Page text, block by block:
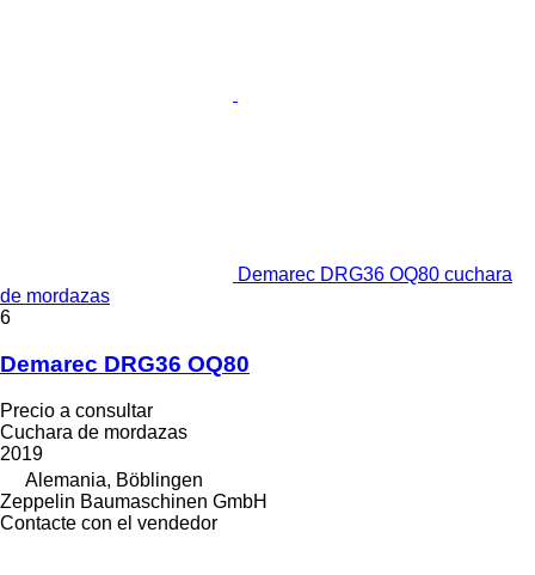
Demarec DRG36 OQ80 cuchara
de mordazas
6
Demarec DRG36 OQ80
Precio a consultar
Cuchara de mordazas
2019
Alemania, Böblingen
Zeppelin Baumaschinen GmbH
Contacte con el vendedor